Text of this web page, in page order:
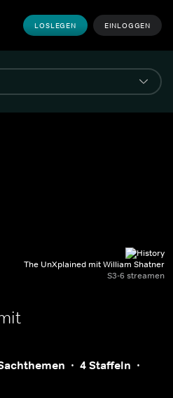
LOSLEGEN EINLOGGEN
The UnXplained mit William Shatner
S3-6 streamen
4 Staffeln